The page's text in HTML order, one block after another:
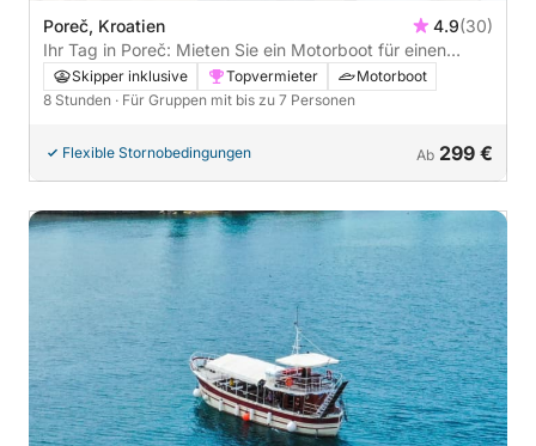
Poreč, Kroatien 4.9(30)
Ihr Tag in Poreč: Mieten Sie ein Motorboot für einen
ganzen Tag voller Entdeckungen
Skipper inklusive Topvermieter
Motorboot
8 Stunden · Für Gruppen mit bis zu 7 Personen
Flexible Stornobedingungen Ab 299 €